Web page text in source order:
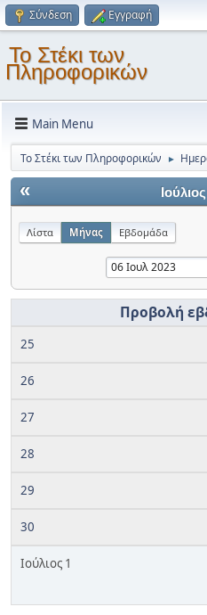
Σύνδεση Εγγραφή
Το Στέκι των
Πληροφορικών
Main Menu
Το Στέκι των Πληροφορικών ►
«
Λίστα Μήνας Εβδομάδα
25
26
27
28
29
30
Ιούλιος 1